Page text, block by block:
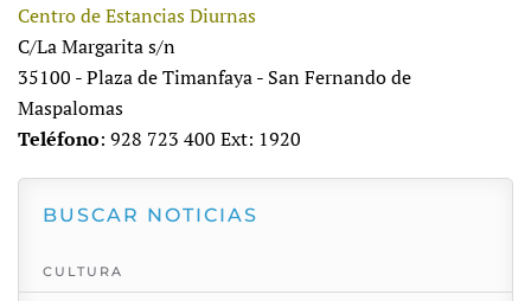
Centro de Estancias Diurnas
C/La Margarita s/n
35100 - Plaza de Timanfaya - San Fernando de
Maspalomas
Teléfono: 928 723 400 Ext: 1920
BUSCAR NOTICIAS
CULTURA